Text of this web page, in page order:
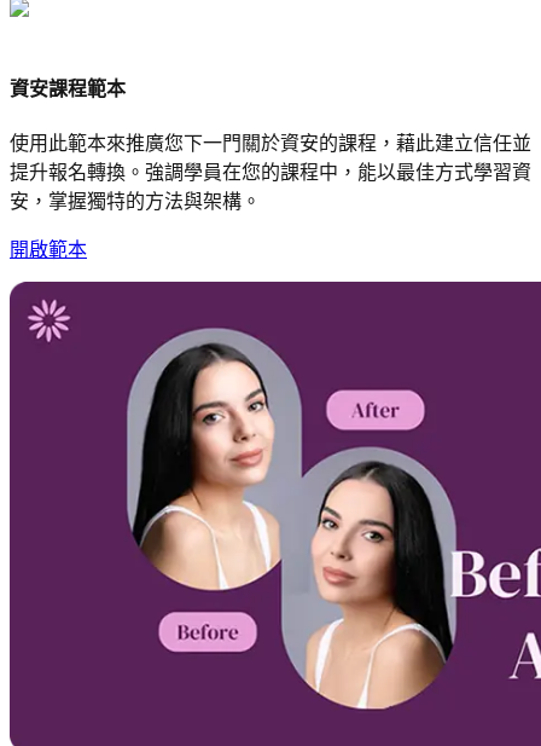
資安課程範本
使用此範本來推廣您下一門關於資安的課程，藉此建立信任並
提升報名轉換。強調學員在您的課程中，能以最佳方式學習資
安，掌握獨特的方法與架構。
開啟範本